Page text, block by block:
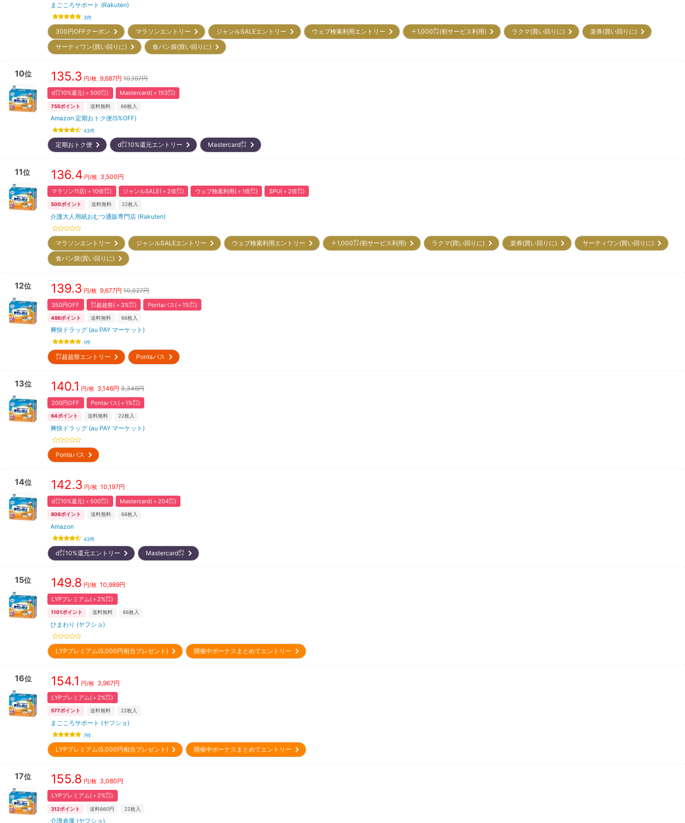
まごころサポート (Rakuten)
3件
300円OFFクーポン マラソンエントリー ジャンルSALEエントリー ウェブ検索利用エントリー ＋1,000㌽(初サービス利用) ラクマ(買い回りに)
楽券(買い回りに)
サーティワン(買い回りに)
食パン袋(買い回りに)
10位 135.3 円/枚 9,687円 10,197円
d㌽10%還元(＋500㌽) Mastercard(＋153㌽)
755ポイント 送料無料 66枚入
Amazon 定期おトク便(5%OFF)
43件
定期おトク便 d㌽10%還元エントリー Mastercard㌽
11位 136.4 円/枚 3,500円
マラソン11店(＋10倍㌽) ジャンルSALE(＋2倍㌽) ウェブ検索利用(＋1倍㌽) SPU(＋2倍㌽)
500ポイント 送料無料 22枚入
介護大人用紙おむつ通販専門店 (Rakuten)
マラソンエントリー ジャンルSALEエントリー ウェブ検索利用エントリー ＋1,000㌽(初サービス利用) ラクマ(買い回りに) 楽券(買い回りに)
サーティワン(買い回りに)
食パン袋(買い回りに)
12位 139.3 円/枚 9,677円 10,027円
350円OFF ㌽超超祭(＋3%㌽) Pontaパス(＋1%㌽)
486ポイント 送料無料 66枚入
爽快ドラッグ (au PAY マーケット)
1件
㌽超超祭エントリー Pontaパス
13位 140.1 円/枚 3,146円 3,346円
200円OFF Pontaパス(＋1%㌽)
64ポイント 送料無料 22枚入
爽快ドラッグ (au PAY マーケット)
Pontaパス
14位 142.3 円/枚 10,197円
d㌽10%還元(＋500㌽) Mastercard(＋204㌽)
806ポイント 送料無料 66枚入
Amazon
43件
d㌽10%還元エントリー Mastercard㌽
15位 149.8 円/枚 10,989円
LYPプレミアム(＋2%㌽)
1101 ポイント 送料無料 66枚入
ひまわり (ヤフショ)
LYPプレミアム(5,000円相当プレゼント) 開催中ボーナスまとめてエントリー
16位 154.1 円/枚 3,967円
LYPプレミアム(＋2%㌽)
577ポイント 送料無料 22枚入
まごころサポート (ヤフショ)
7件
LYPプレミアム(5,000円相当プレゼント) 開催中ボーナスまとめてエントリー
17位 155.8 円/枚 3,080円
LYPプレミアム(＋2%㌽)
312ポイント 送料660円 22枚入
介護倉庫 (ヤフショ)